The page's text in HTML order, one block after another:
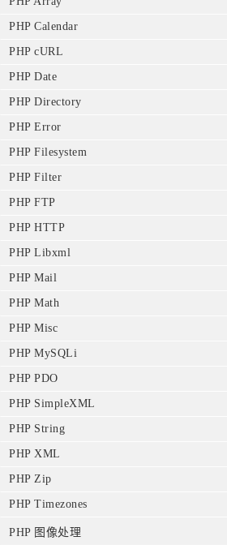
PHP Calendar
PHP cURL
PHP Date
PHP Directory
PHP Error
PHP Filesystem
PHP Filter
PHP FTP
PHP HTTP
PHP Libxml
PHP Mail
PHP Math
PHP Misc
PHP MySQLi
PHP PDO
PHP SimpleXML
PHP String
PHP XML
PHP Zip
PHP Timezones
PHP 图像处理